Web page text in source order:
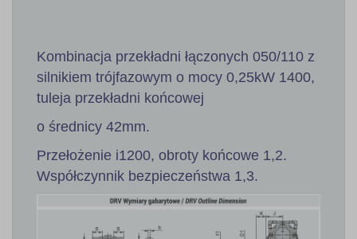
Kombinacja przekładni łączonych 050/110 z
silnikiem trójfazowym o mocy 0,25kW 1400,
tuleja przekładni końcowej
o średnicy 42mm.
Przełożenie i1200, obroty końcowe 1,2.
Współczynnik bezpieczeństwa 1,3.